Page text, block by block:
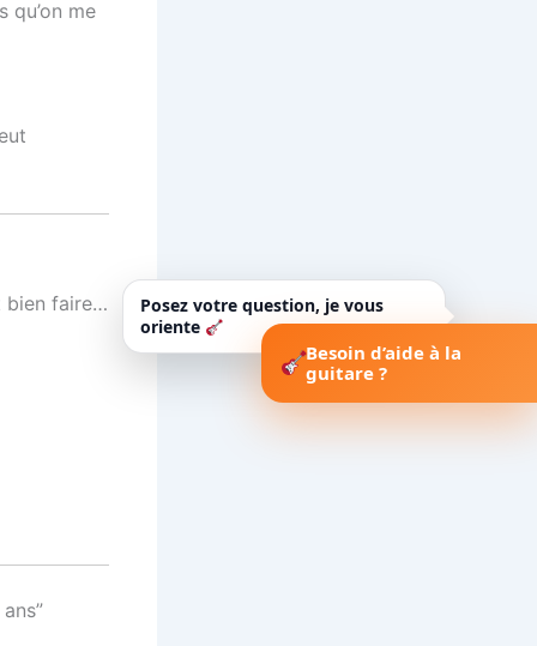
qu’on me
bien faire…
Posez votre question, je vous
oriente
Besoin d’aide à la
guitare ?